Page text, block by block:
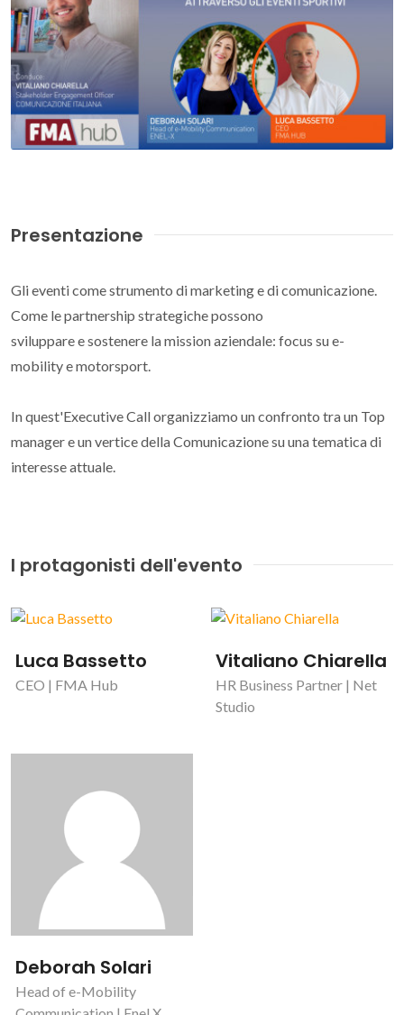
Presentazione
Gli eventi come strumento di marketing e di comunicazione.
Come le partnership strategiche possono
sviluppare e sostenere la mission aziendale: focus su e-
mobility e motorsport.
In quest'Executive Call organizziamo un confronto tra un Top
manager e un vertice della Comunicazione su una tematica di
interesse attuale.
I protagonisti dell'evento
Luca Bassetto
CEO | FMA Hub
Vitaliano Chiarella
HR Business Partner | Net
Studio
Deborah Solari
Head of e-Mobility